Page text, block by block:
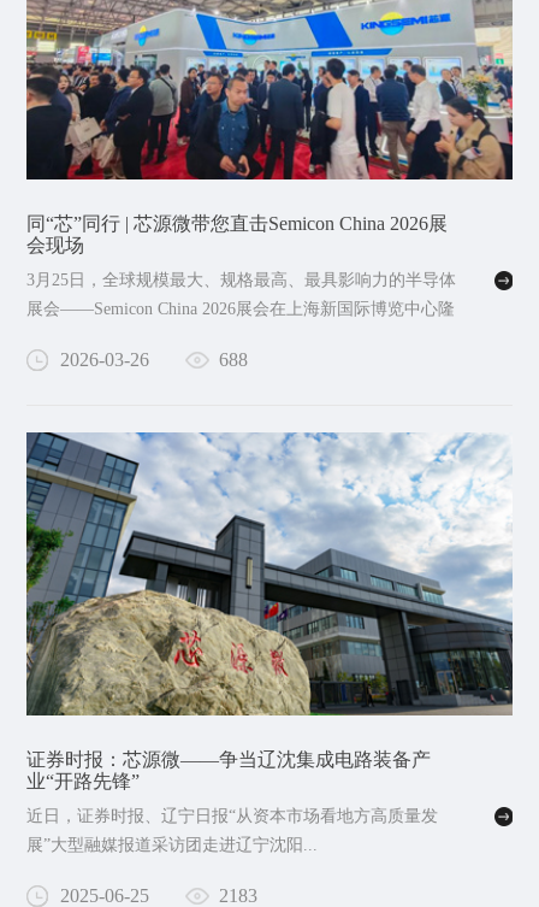
同“芯”同行 | 芯源微带您直击Semicon China 2026展
会现场
3月25日，全球规模最大、规格最高、最具影响力的半导体
展会——Semicon China 2026展会在上海新国际博览中心隆
2026-03-26 688
证券时报：芯源微——争当辽沈集成电路装备产
业“开路先锋”
近日，证券时报、辽宁日报“从资本市场看地方高质量发
展”大型融媒报道采访团走进辽宁沈阳...
2025-06-25 2183